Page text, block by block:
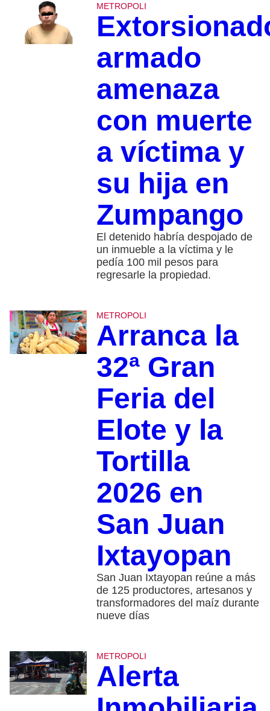
METROPOLI
armado
amenaza
con muerte
a víctima y
su hija en
Zumpango
El detenido habría despojado de
un inmueble a la víctima y le
pedía 100 mil pesos para
regresarle la propiedad.
METROPOLI
Arranca la
32ª Gran
Feria del
Elote y la
Tortilla
2026 en
San Juan
Ixtayopan
San Juan Ixtayopan reúne a más
de 125 productores, artesanos y
transformadores del maíz durante
nueve días
METROPOLI
Alerta